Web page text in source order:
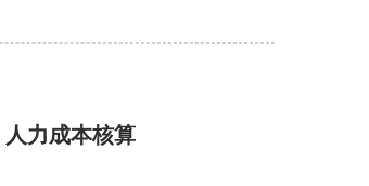
人力成本核算